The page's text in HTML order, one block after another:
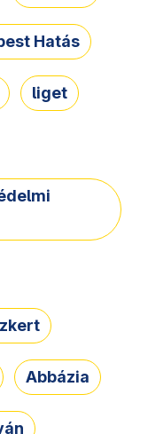
Hatás
liget
Abbázia